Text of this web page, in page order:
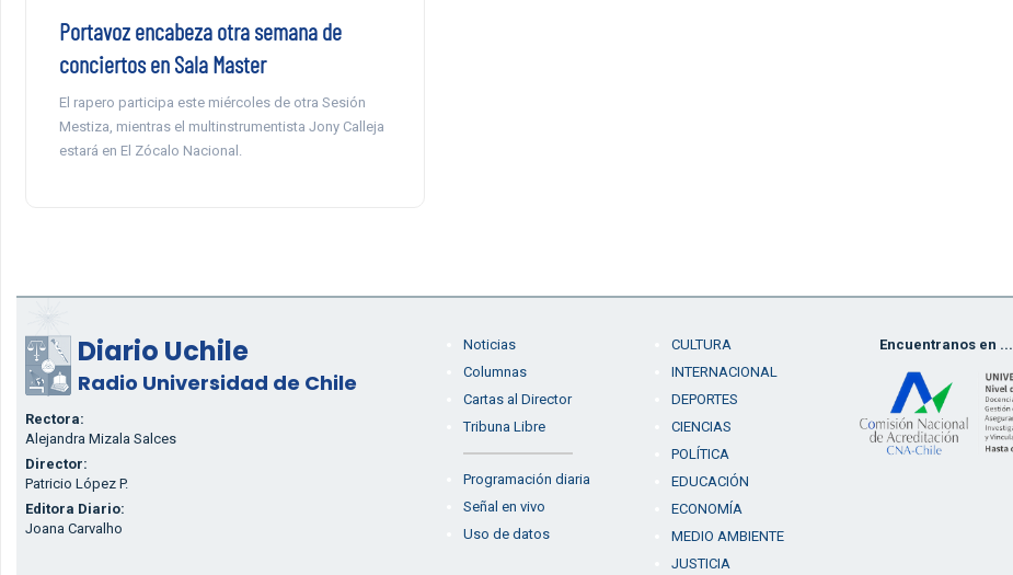
Portavoz encabeza otra semana de
conciertos en Sala Master
El rapero participa este miércoles de otra Sesión
Mestiza, mientras el multinstrumentista Jony Calleja
estará en El Zócalo Nacional.
Diario Uchile
Radio Universidad de Chile
Rectora:
Alejandra Mizala Salces
Director:
Patricio López P.
Editora Diario:
Joana Carvalho
Noticias
Columnas
Cartas al Director
Tribuna Libre
Programación diaria
Señal en vivo
Uso de datos
CULTURA
INTERNACIONAL
DEPORTES
CIENCIAS
POLÍTICA
EDUCACIÓN
ECONOMÍA
MEDIO AMBIENTE
JUSTICIA
Encuentranos en ...